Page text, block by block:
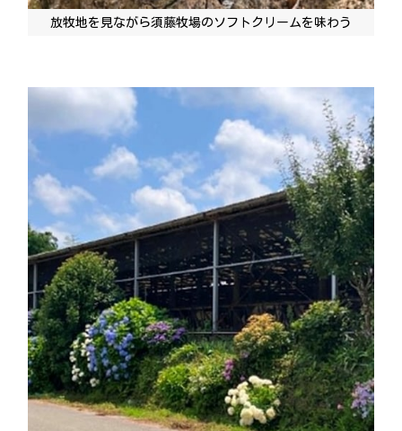
放牧地を見ながら須藤牧場のソフトクリームを味わう